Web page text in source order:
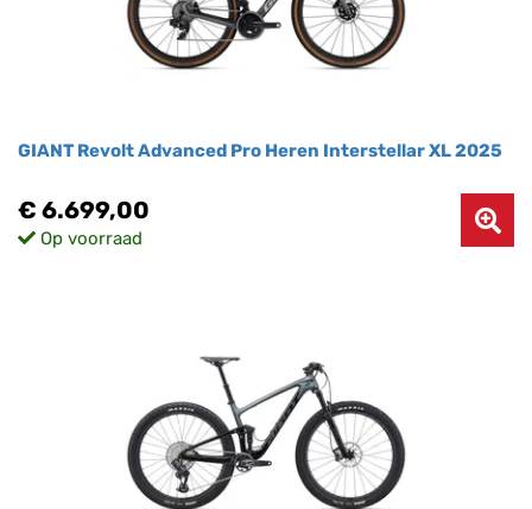
GIANT Revolt Advanced Pro Heren Interstellar XL 2025
€ 6.699,00
Op voorraad